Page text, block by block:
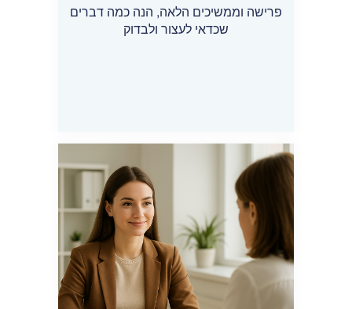
פרישה וממשיכים הלאה, הנה כמה דברים
שכדאי לעצור ולבדוק